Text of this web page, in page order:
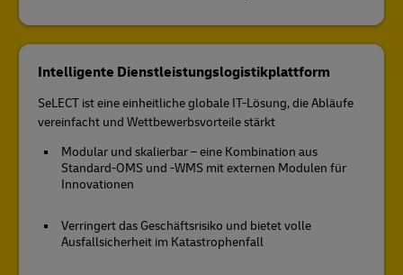
Intelligente Dienstleistungslogistikplattform
SeLECT ist eine einheitliche globale IT-Lösung, die Abläufe
vereinfacht und Wettbewerbsvorteile stärkt
Modular und skalierbar – eine Kombination aus
Standard-OMS und -WMS mit externen Modulen für
Innovationen
Verringert das Geschäftsrisiko und bietet volle
Ausfallsicherheit im Katastrophenfall